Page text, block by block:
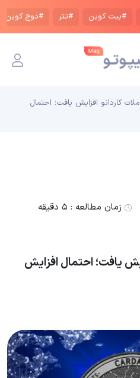
#بیت کوین #تتر #دوج کوین
کاردانو افزایش یافت؛ احتمال
زمان مطالعه : ۵ دقیقه
یافت؛ احتمال افزایش